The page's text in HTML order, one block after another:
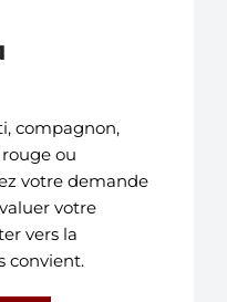
compagnon,
ou
votre demande
votre
vers la
convient.